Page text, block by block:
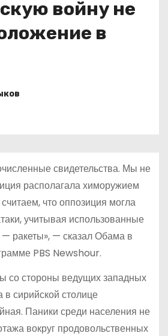
войну не
в
свидетельства. Мы не
располагала химоружием
что оппозиция могла
учитывая использованные
— ракеты», — сказал Обама в
PBS Newshour.
со стороны ведущих западных
сирийской столице
Паники среди населения не
вокруг продовольственных